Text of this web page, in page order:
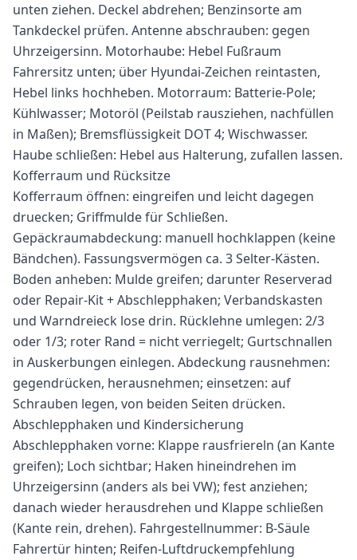
unten ziehen. Deckel abdrehen; Benzinsorte am
Tankdeckel prüfen. Antenne abschrauben: gegen
Uhrzeigersinn. Motorhaube: Hebel Fußraum
Fahrersitz unten; über Hyundai-Zeichen reintasten,
Hebel links hochheben. Motorraum: Batterie-Pole;
Kühlwasser; Motoröl (Peilstab rausziehen, nachfüllen
in Maßen); Bremsflüssigkeit DOT 4; Wischwasser.
Haube schließen: Hebel aus Halterung, zufallen lassen.
Kofferraum und Rücksitze
Kofferraum öffnen: eingreifen und leicht dagegen
druecken; Griffmulde für Schließen.
Gepäckraumabdeckung: manuell hochklappen (keine
Bändchen). Fassungsvermögen ca. 3 Selter-Kästen.
Boden anheben: Mulde greifen; darunter Reserverad
oder Repair-Kit + Abschlepphaken; Verbandskasten
und Warndreieck lose drin. Rücklehne umlegen: 2/3
oder 1/3; roter Rand = nicht verriegelt; Gurtschnallen
in Auskerbungen einlegen. Abdeckung rausnehmen:
gegendrücken, herausnehmen; einsetzen: auf
Schrauben legen, von beiden Seiten drücken.
Abschlepphaken und Kindersicherung
Abschlepphaken vorne: Klappe rausfriereln (an Kante
greifen); Loch sichtbar; Haken hineindrehen im
Uhrzeigersinn (anders als bei VW); fest anziehen;
danach wieder herausdrehen und Klappe schließen
(Kante rein, drehen). Fahrgestellnummer: B-Säule
Fahrertür hinten; Reifen-Luftdruckempfehlung